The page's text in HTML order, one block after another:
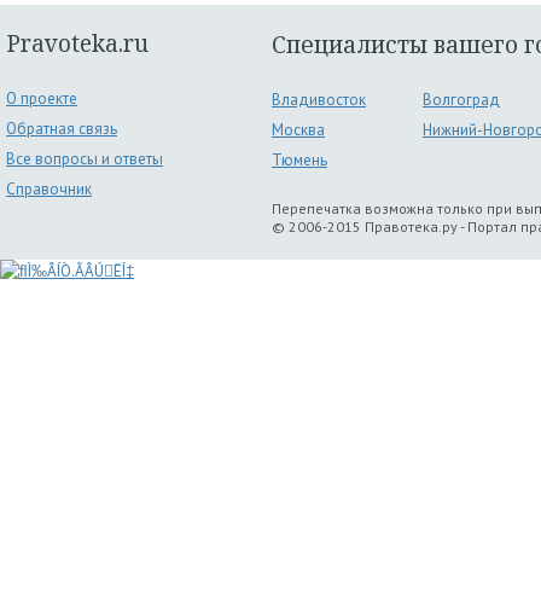
Pravoteka.ru
О проекте
Обратная связь
Все вопросы и ответы
Справочник
Специалисты вашего
Владивосток
Волгоград
Москва
Нижний-
Тюмень
Перепечатка возможна только при
© 2006-2015 Правотека.ру - Портал